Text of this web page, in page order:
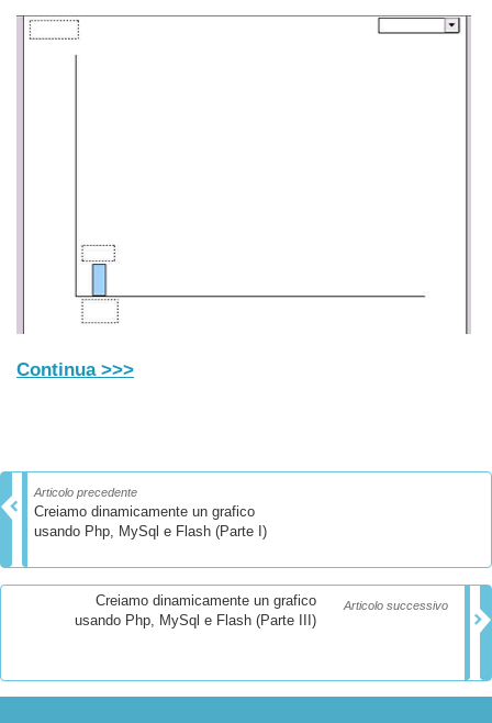
Continua >>>
Articolo precedente
Creiamo dinamicamente un grafico
usando Php, MySql e Flash (Parte I)
Articolo successivo
Creiamo dinamicamente un grafico
usando Php, MySql e Flash (Parte III)